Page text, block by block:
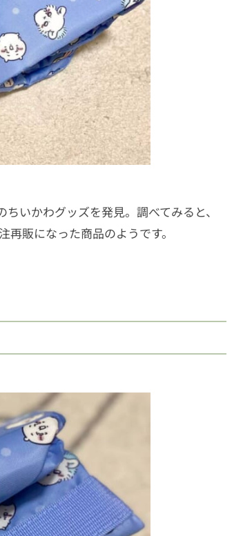
いかわグッズを発見。調べてみると、
販になった商品のようです。